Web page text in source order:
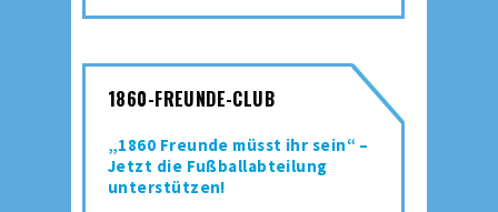
1860-FREUNDE-CLUB
„1860 Freunde müsst ihr sein“ –
Jetzt die Fußballabteilung
unterstützen!